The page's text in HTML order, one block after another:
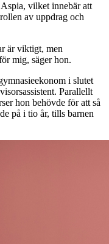
vilket innebär att
av uppdrag och
är viktigt, men
mig, säger hon.
i slutet
Parallellt
hon behövde för att så
på i tio år, tills barnen